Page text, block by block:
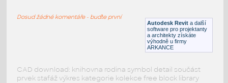
Autodesk Revit a další
software pro projektanty
a architekty získáte
výhodně u firmy
ARKANCE
Dosud žádné komentáře - buďte první
CAD download: knihovna rodina symbol detail součást
prvek stafáž výkres kategorie kolekce free block library